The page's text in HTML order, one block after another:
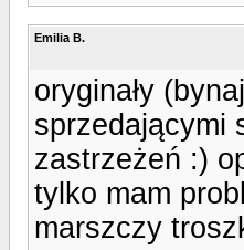
Emilia B.
oryginały
sprzedającymi
zastrzeżeń :)
tylko mam
marszczy